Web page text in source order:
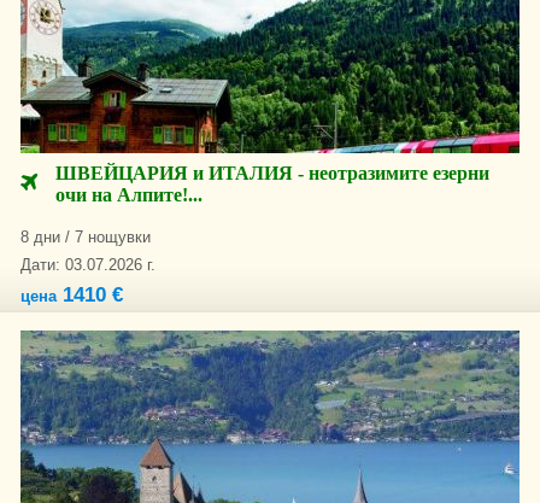
ШВЕЙЦАРИЯ и ИТАЛИЯ - неотразимите езерни
очи на Алпите!...
8 дни / 7 нощувки
Дати: 03.07.2026 г.
цена1410 €